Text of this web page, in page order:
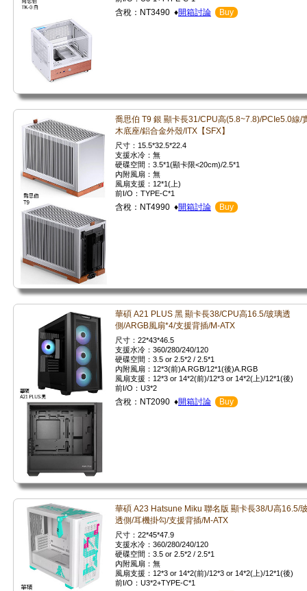
含稅：NT3490 ♦開箱討論 Buy
喬思伯 T9 銀 顯卡長31/CPU高(5.8~7.8)/PCIe5.0線/
木底座/鋁合金外殼/ITX【SFX】
尺寸：15.5*32.5*22.4
支援水冷：無
硬碟空間：3.5*1(顯卡限<20cm)/2.5*1
內附風扇：無
風扇支援：12*1(上)
前I/O：TYPE-C*1
含稅：NT4990 ♦開箱討論 Buy
華碩 A21 PLUS 黑 顯卡長38/CPU高16.5/玻璃透
側/ARGB風扇*4/支援背插/M-ATX
尺寸：22*43*46.5
支援水冷：360/280/240/120
硬碟空間：3.5 or 2.5*2 / 2.5*1
內附風扇：12*3(前)A.RGB/12*1(後)A.RGB
風扇支援：12*3 or 14*2(前)/12*3 or 14*2(上)/12*1(後)
前I/O：U3*2
含稅：NT2090 ♦開箱討論 Buy
華碩 A23 Hatsune Miku 聯名版 顯卡長38/U高16.5/
透側/耳機掛勾/支援背插/M-ATX
尺寸：22*45*47.9
支援水冷：360/280/240/120
硬碟空間：3.5 or 2.5*2 / 2.5*1
內附風扇：無
風扇支援：12*3 or 14*2(前)/12*3 or 14*2(上)/12*1(後)
前I/O：U3*2+TYPE-C*1